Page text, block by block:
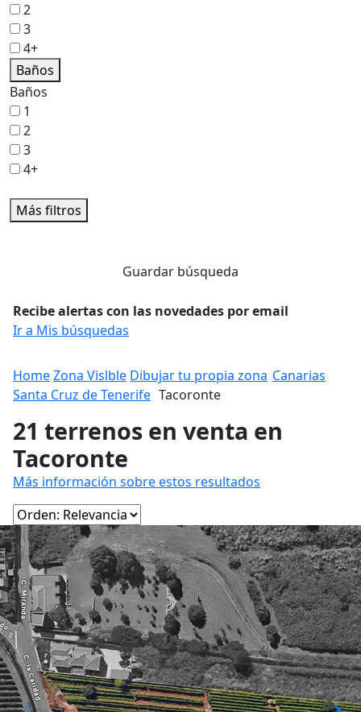
2
3
4+
Baños
Baños
1
2
3
4+
Más filtros
Guardar búsqueda
Recibe alertas con las novedades por email
Ir a Mis búsquedas
HomeZona Vislble Dibujar tu propia zona Canarias
Santa Cruz de Tenerife Tacoronte
21 terrenos en venta en
Tacoronte
Más información sobre estos resultados